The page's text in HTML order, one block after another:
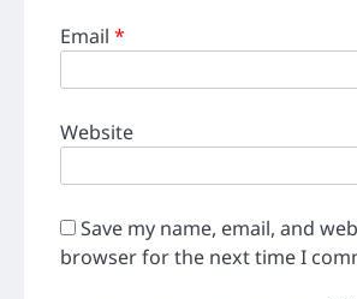
Email *
Website
Save my name, email, and
browser for the next time I